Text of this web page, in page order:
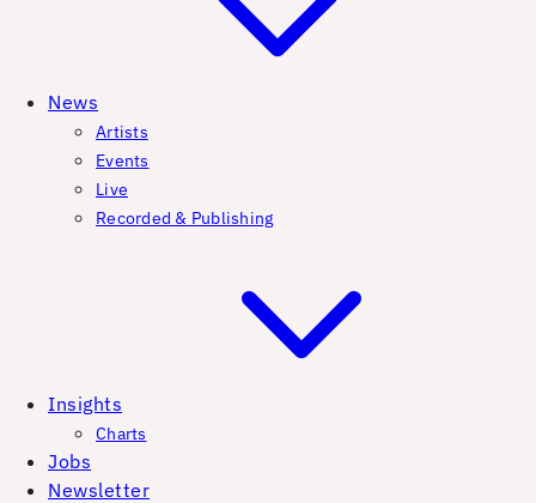
News
Artists
Events
Live
Recorded & Publishing
Insights
Charts
Jobs
Newsletter